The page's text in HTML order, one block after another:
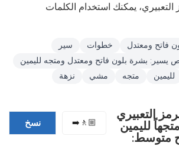
التعبيري، يمكنك استخدام الكلمات
فاتح ومعتدل خطوات
سير
بشرة بلون فاتح ومعتدل ومتجه لليمين
لليمين متجه مشي نزهة
التعبيري
لليمين
متوسط:
🚶🏼‍➡️ نسخ